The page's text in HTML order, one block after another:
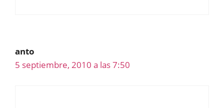
anto
5 septiembre, 2010 a las 7:50